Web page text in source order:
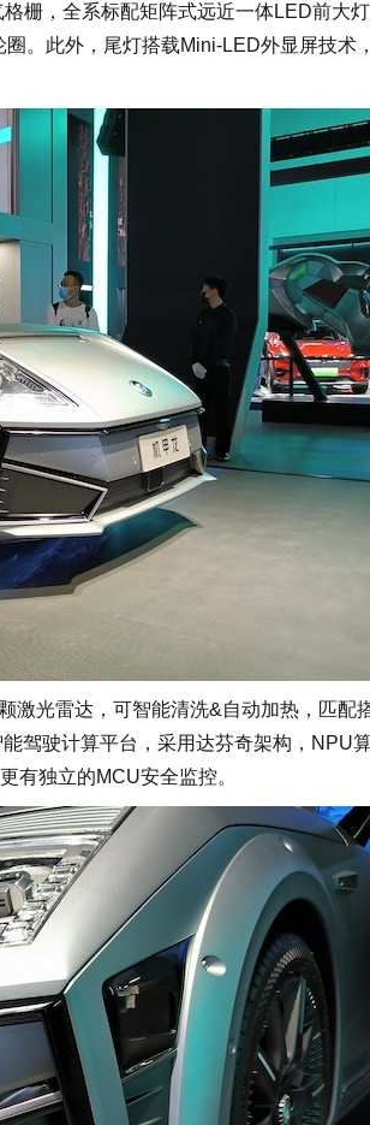
栅，全系标配矩阵式远近一体LED前大
。此外，尾灯搭载Mini-LED外显屏技术
光雷达，可智能清洗&自动加热，匹配
驾驶计算平台，采用达芬奇架构，NPU
有独立的MCU安全监控。